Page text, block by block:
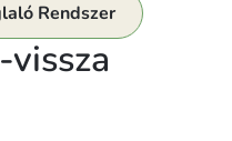
Rendszer